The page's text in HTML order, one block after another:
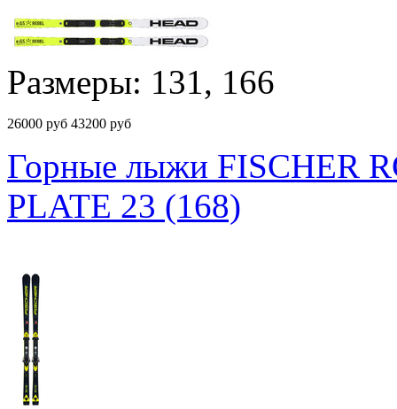
Размеры: 131, 166
26000 руб 43200 руб
Горные лыжи FISCHER
PLATE 23 (168)